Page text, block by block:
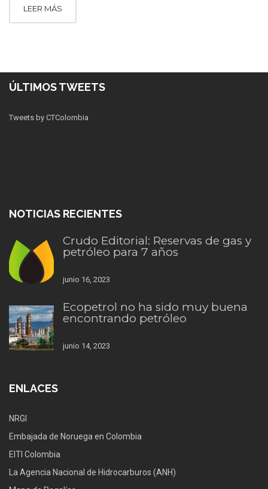
LEER MÁS
ÚLTIMOS TWEETS
Tweets by CTColombia
NOTICIAS RECIENTES
Crudo Editorial: Reservas de gas y
petróleo para 7 años
junio 16, 2023
Ecopetrol no ha sido muy buena
encontrando petróleo
junio 14, 2023
ENLACES
NRGI
Embajada de Noruega en Colombia
EITI Colombia
La Agencia Nacional de Hidrocarburos (ANH)